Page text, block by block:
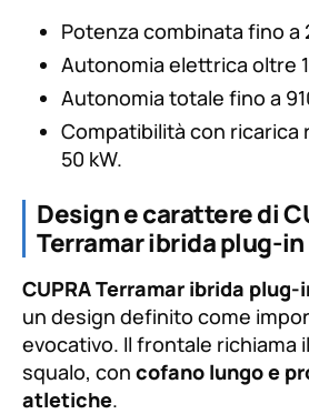
Potenza combinata fino a
Autonomia elettrica oltre
Autonomia totale fino a
Compatibilità con ricarica
50 kW.
Design e carattere di
Terramar ibrida plug-in
CUPRA Terramar ibrida plug-
un design definito come
evocativo. Il frontale richiama
squalo, con cofano lungo e
atletiche.